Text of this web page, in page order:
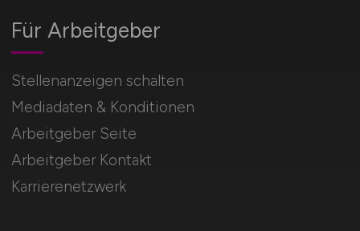
Für Arbeitgeber
Stellenanzeigen schalten
Mediadaten & Konditionen
Arbeitgeber Seite
Arbeitgeber Kontakt
Karrierenetzwerk